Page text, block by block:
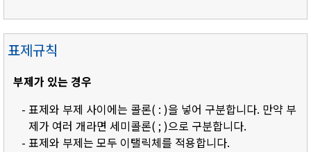
표제규칙
부제가 있는 경우
- 표제와 부제 사이에는 콜론( : )을 넣어 구분합니다. 만약 부
제가 여러 개라면 세미콜론( ; )으로 구분합니다.
- 표제와 부제는 모두 이탤릭체를 적용합니다.